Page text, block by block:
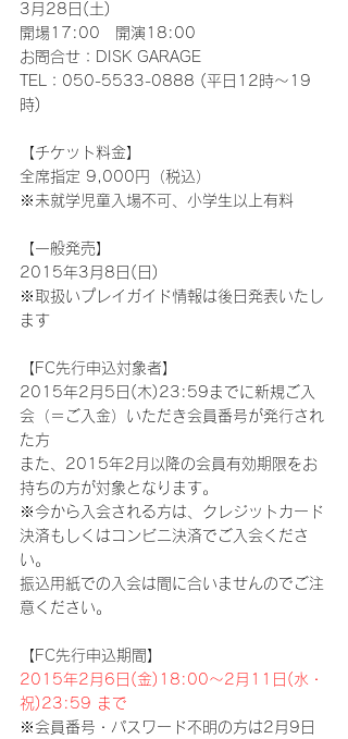
3月28日(土)
開場17:00　開演18:00
お問合せ：DISK GARAGE
TEL：050-5533-0888 (平日12時～19
時)
【チケット料金】
全席指定 9,000円（税込）
※未就学児童入場不可、小学生以上有料
【一般発売】
2015年3月8日(日)
※取扱いプレイガイド情報は後日発表いたし
ます
【FC先行申込対象者】
2015年2月5日(木)23:59までに新規ご入
会（＝ご入金）いただき会員番号が発行され
た方
また、2015年2月以降の会員有効期限をお
持ちの方が対象となります。
※今から入会される方は、クレジットカード
決済もしくはコンビニ決済でご入会くださ
い。
振込用紙での入会は間に合いませんのでご注
意ください。
【FC先行申込期間】
2015年2月6日(金)18:00～2月11日(水・
祝)23:59 まで
※会員番号・パスワード不明の方は2月9日